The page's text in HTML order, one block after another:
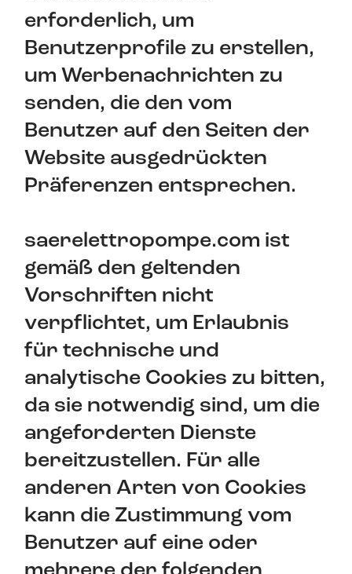
erforderlich, um
Benutzerprofile zu erstellen,
um Werbenachrichten zu
senden, die den vom
Benutzer auf den Seiten der
Website ausgedrückten
Präferenzen entsprechen.
saerelettropompe.com ist
gemäß den geltenden
Vorschriften nicht
verpflichtet, um Erlaubnis
für technische und
analytische Cookies zu bitten,
da sie notwendig sind, um die
angeforderten Dienste
bereitzustellen. Für alle
anderen Arten von Cookies
kann die Zustimmung vom
Benutzer auf eine oder